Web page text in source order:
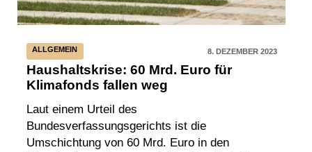
ALLGEMEIN 8. DEZEMBER 2023
Haushaltskrise: 60 Mrd. Euro für
Klimafonds fallen weg
Laut einem Urteil des
Bundesverfassungsgerichts ist die
Umschichtung von 60 Mrd. Euro in den